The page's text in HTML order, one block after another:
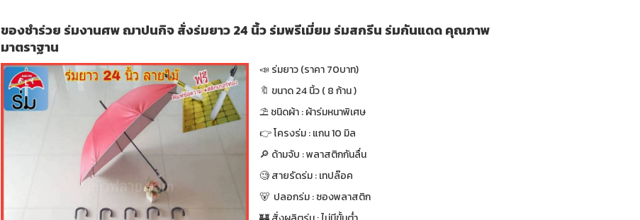
ของชำร่วย ร่มงานศพ ฌาปนกิจ สั่งร่มยาว 24 นิ้ว ร่มพรีเมี่ยม ร่มสกรีน ร่มกันแดด คุณภาพ
มาตราฐาน
📣 ร่มยาว (ราคา 70บาท)
🔖 ขนาด 24 นิ้ว ( 8 ก้าน )
⛱ ชนิดผ้า : ผ้าร่มหนาพิเศษ
👉 โครงร่ม : แกน 10 มิล
🔎 ด้ามจับ : พลาสติกกันลื่น
🧐 สายรัดร่ม : เทปล๊อค
🐻 ปลอกร่ม : ซองพลาสติก